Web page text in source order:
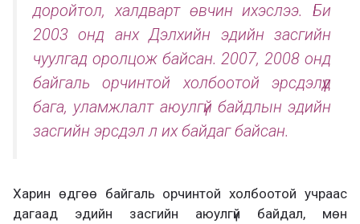
доройтол, халдварт өвчин ихэслээ. Би
2003 онд анх Дэлхийн эдийн засгийн
чуулгад оролцож байсан. 2007, 2008 онд
байгаль орчинтой холбоотой эрсдэлүүд
бага, уламжлалт аюулгүй байдлын эдийн
засгийн эрсдэл л их байдаг байсан.
Харин өдгөө байгаль орчинтой холбоотой учраас
дагаад эдийн засгийн аюулгүй байдал, мөн